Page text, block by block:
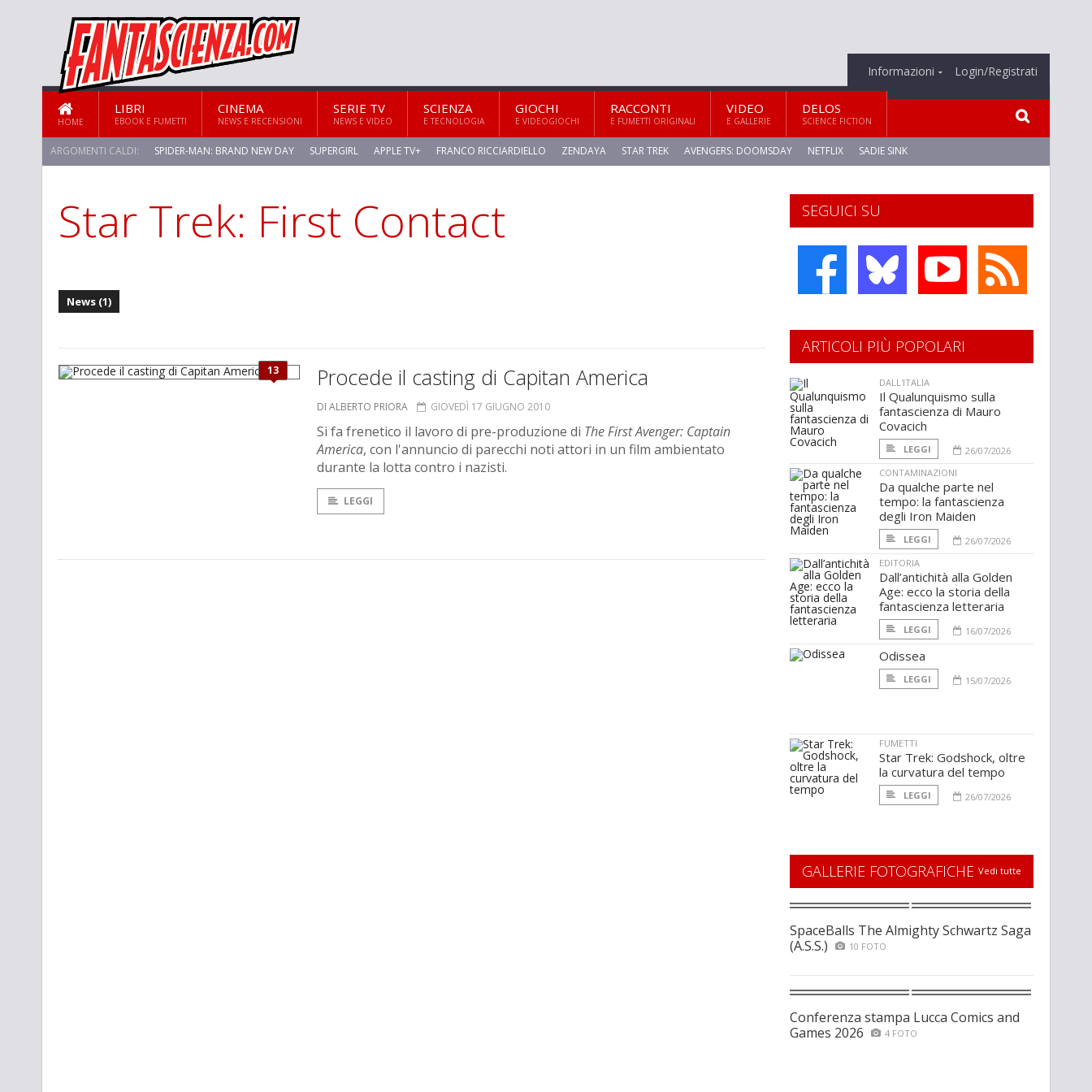
Informazioni Login/Registrati
HOME
LIBRI
EBOOK E FUMETTI
CINEMA
NEWS E RECENSIONI
SERIE TV
NEWS E VIDEO
SCIENZA
E TECNOLOGIA
GIOCHI
E VIDEOGIOCHI
RACCONTI
E FUMETTI ORIGINALI
VIDEO
E GALLERIE
DELOS
SCIENCE FICTION
ARGOMENTI CALDI: SPIDER-MAN: BRAND NEW DAY SUPERGIRL APPLE TV+ FRANCO RICCIARDIELLO ZENDAYA STAR TREK AVENGERS: DOOMSDAY NETFLIX SADIE SINK
STAR TREK: STRANGE NEW WORLDS
Star Trek: First Contact
News (1)
13 Procede il casting di Capitan America
DI ALBERTO PRIORA GIOVEDÌ 17 GIUGNO 2010
Si fa frenetico il lavoro di pre-produzione di The First Avenger: Captain
America, con l'annuncio di parecchi noti attori in un film ambientato
durante la lotta contro i nazisti.
LEGGI
SEGUICI SU
ARTICOLI PIÙ POPOLARI
DALL'ITALIA
Il Qualunquismo sulla
fantascienza di Mauro
Covacich
LEGGI
26/07/2026
CONTAMINAZIONI
Da qualche parte nel
tempo: la fantascienza
degli Iron Maiden
LEGGI
26/07/2026
EDITORIA
Dall’antichità alla Golden
Age: ecco la storia della
fantascienza letteraria
LEGGI 16/07/2026
Odissea
LEGGI 15/07/2026
FUMETTI
Star Trek: Godshock, oltre
la curvatura del tempo
LEGGI 26/07/2026
GALLERIE FOTOGRAFICHE Vedi tutte
SpaceBalls The Almighty Schwartz Saga
(A.S.S.)
10 FOTO
Conferenza stampa Lucca Comics and
Games 2026
4 FOTO